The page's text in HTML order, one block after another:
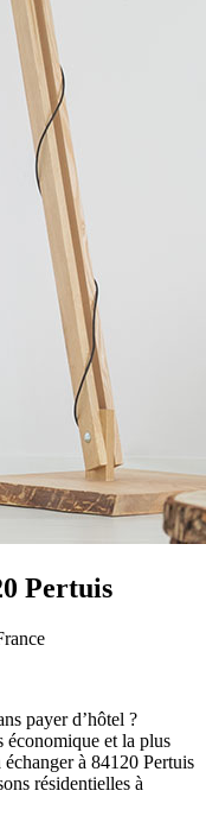
Pertuis
payer d’hôtel ?
économique et la plus
à 84120 Pertuis
résidentielles à